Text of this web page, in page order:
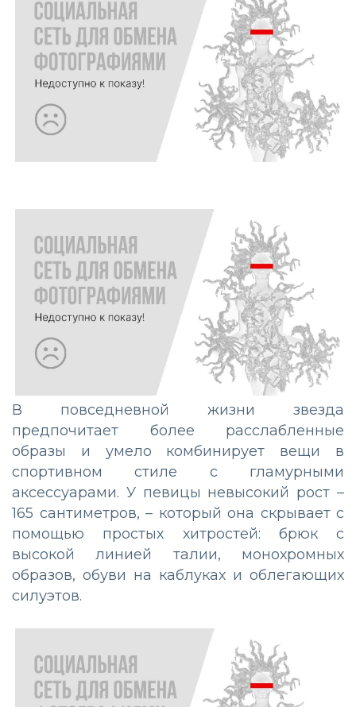
В повседневной жизни звезда
предпочитает более расслабленные
образы и умело комбинирует вещи в
спортивном стиле с гламурными
аксессуарами. У певицы невысокий рост –
165 сантиметров, – который она скрывает с
помощью простых хитростей: брюк с
высокой линией талии, монохромных
образов, обуви на каблуках и облегающих
силуэтов.